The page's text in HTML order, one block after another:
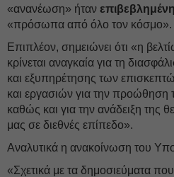
«ανανέωση» ήταν επιβεβλημένη
«πρόσωπα από όλο τον κόσμο».
Επιπλέον, σημειώνει ότι «η
κρίνεται αναγκαία για τη
και εξυπηρέτησης των
και εργασιών για την προώθηση
καθώς και για την ανάδειξη της
μας σε διεθνές επίπεδο».
Αναλυτικά η ανακοίνωση του
«Σχετικά με τα δημοσιεύματα